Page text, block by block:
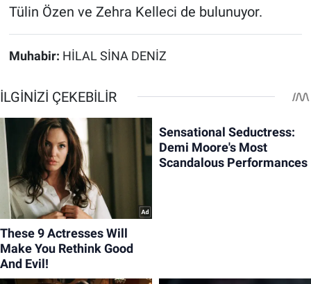
Tülin Özen ve Zehra Kelleci de bulunuyor.
Muhabir: HİLAL SİNA DENİZ